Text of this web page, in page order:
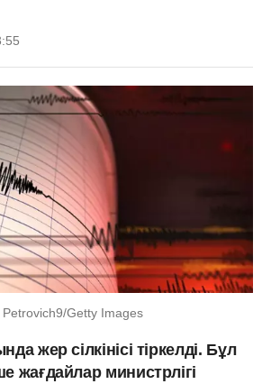
Petrovich9/Getty Images
жер сілкінісі тіркелді. Бұл
жағдайлар министрлігі